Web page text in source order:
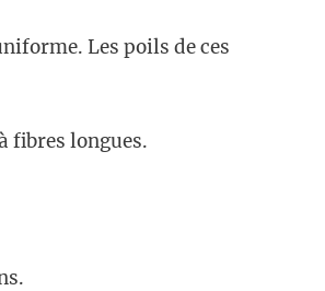
Les poils de ces
fibres longues.